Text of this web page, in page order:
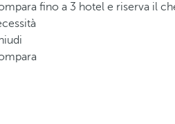
fino a 3 hotel e riserva il